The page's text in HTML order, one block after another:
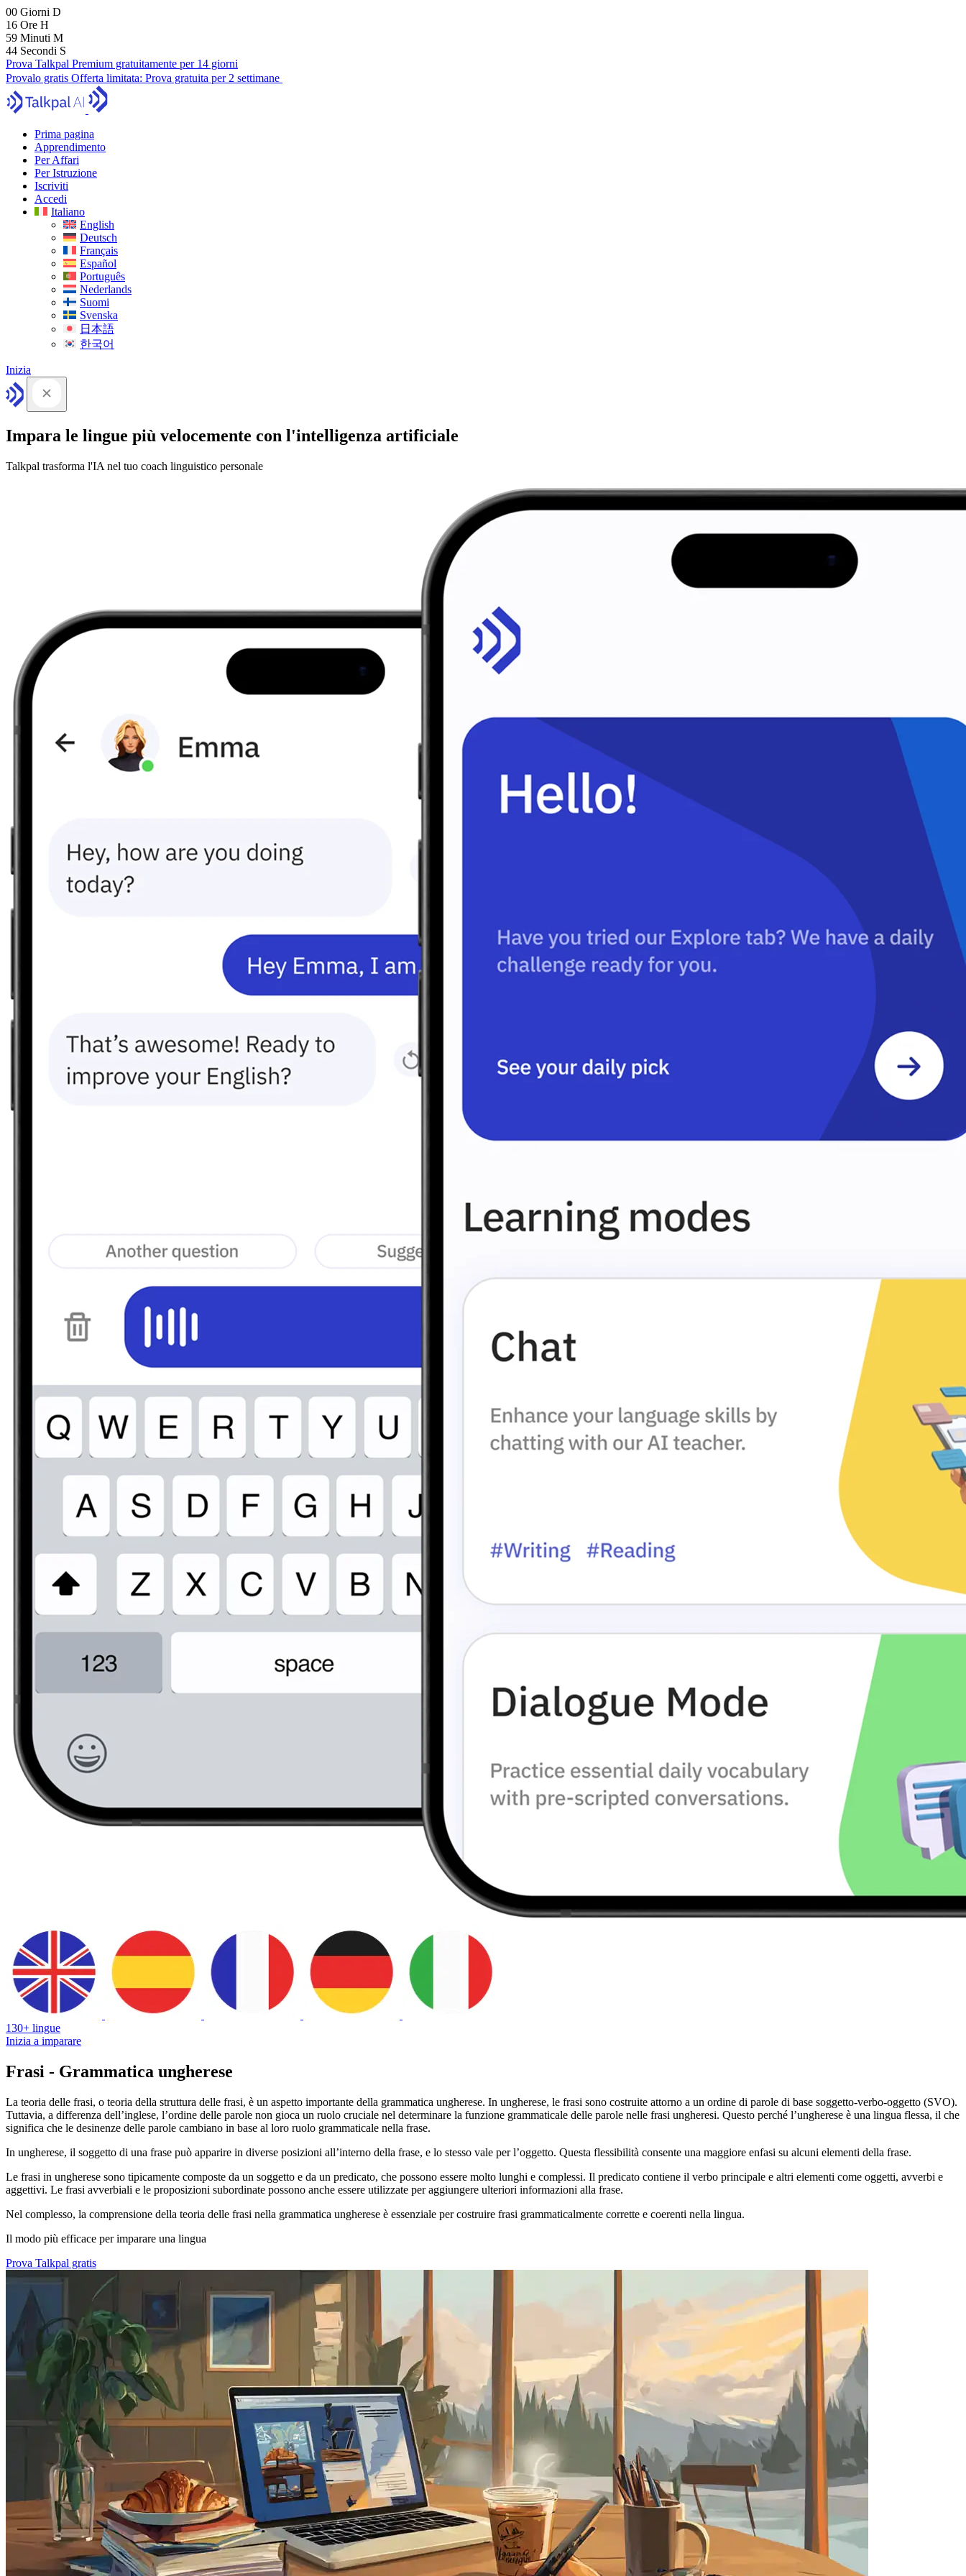
00 Giorni D
16 Ore H
59 Minuti M
43 Secondi S
Prova Talkpal Premium gratuitamente per 14 giorni
Provalo gratis Offerta limitata: Prova gratuita per 2 settimane
Prima pagina
Apprendimento
Per Affari
Per Istruzione
Iscriviti
Accedi
Italiano
English
Deutsch
Français
Español
Português
Nederlands
Suomi
Svenska
日本語
한국어
Inizia
Impara le lingue più velocemente con l'intelligenza artificiale
Talkpal trasforma l'IA nel tuo coach linguistico personale
130+ lingue
Inizia a imparare
Frasi - Grammatica ungherese
La teoria delle frasi, o teoria della struttura delle frasi, è un aspetto importante della grammatica ungherese. In ungherese, le frasi sono costruite attorno a un ordine di parole di base soggetto-verbo-oggetto (SVO).
Tuttavia, a differenza dell’inglese, l’ordine delle parole non gioca un ruolo cruciale nel determinare la funzione grammaticale delle parole nelle frasi ungheresi. Questo perché l’ungherese è una lingua flessa, il che
significa che le desinenze delle parole cambiano in base al loro ruolo grammaticale nella frase.
In ungherese, il soggetto di una frase può apparire in diverse posizioni all’interno della frase, e lo stesso vale per l’oggetto. Questa flessibilità consente una maggiore enfasi su alcuni elementi della frase.
Le frasi in ungherese sono tipicamente composte da un soggetto e da un predicato, che possono essere molto lunghi e complessi. Il predicato contiene il verbo principale e altri elementi come oggetti, avverbi e
aggettivi. Le frasi avverbiali e le proposizioni subordinate possono anche essere utilizzate per aggiungere ulteriori informazioni alla frase.
Nel complesso, la comprensione della teoria delle frasi nella grammatica ungherese è essenziale per costruire frasi grammaticalmente corrette e coerenti nella lingua.
Il modo più efficace per imparare una lingua
Prova Talkpal gratis